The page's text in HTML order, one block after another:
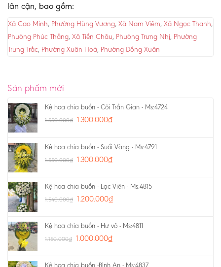
lân cận, bao gồm:
Xã Cao Minh, Phường Hùng Vương, Xã Nam Viêm, Xã Ngọc Thanh,
Phường Phúc Thắng, Xã Tiền Châu, Phường Trưng Nhị, Phường
Trưng Trắc, Phường Xuân Hoà, Phường Đồng Xuân
Sản phẩm mới
Kệ hoa chia buồn - Cõi Trần Gian - Ms:4724
1.550.000₫ 1.300.000₫
Kệ hoa chia buồn - Suối Vàng - Ms:4791
1.550.000₫ 1.300.000₫
Kệ hoa chia buồn - Lạc Viên - Ms:4815
1.540.000₫ 1.200.000₫
Kệ hoa chia buồn - Hư vô - Ms:4811
1.150.000₫ 1.000.000₫